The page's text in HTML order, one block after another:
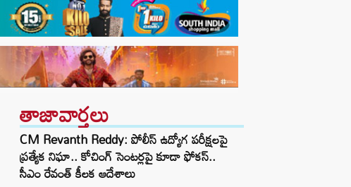
తాజావార్తలు
CM Revanth Reddy: పోలీస్ ఉద్యోగ పరీక్షలపై
ప్రత్యేక నిఘా.. కోచింగ్ సెంటర్లపై కూడా ఫోకస్..
సీఎం రేవంత్ కీలక ఆదేశాలు